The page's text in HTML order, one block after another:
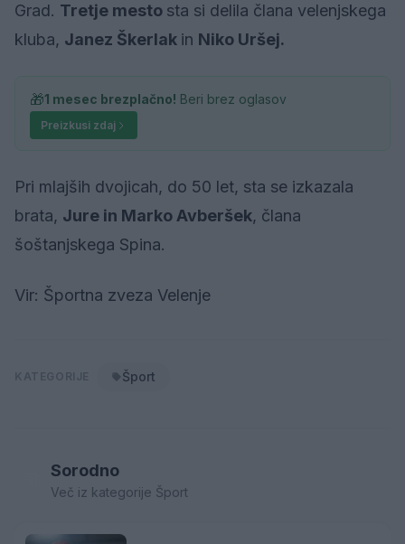
Grad. Tretje mesto sta si delila člana velenjskega
kluba, Janez Škerlak in Niko Uršej.
🎁1 mesec brezplačno! Beri brez oglasov
Preizkusi zdaj
Pri mlajših dvojicah, do 50 let, sta se izkazala
brata, Jure in Marko Avberšek, člana
šoštanjskega Spina.
Vir: Športna zveza Velenje
Šport
Sorodno
Več iz kategorije Šport